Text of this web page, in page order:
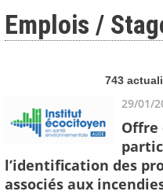
Emplois /
743
29/01/
Offre
l’identification des
associés aux